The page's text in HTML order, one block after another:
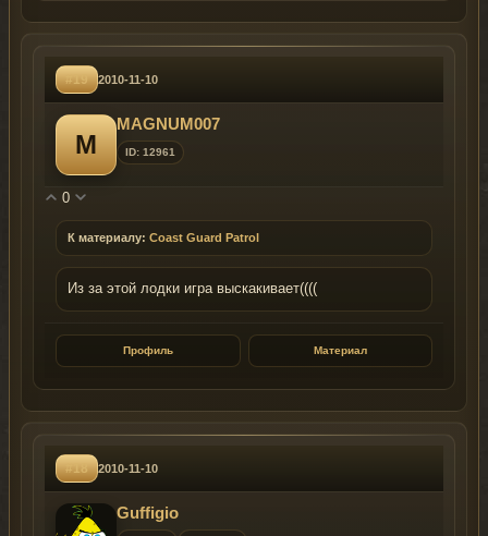
#19 2010-11-10
M
MAGNUM007
ID: 12961
0
К материалу: Coast Guard Patrol
Из за этой лодки игра выскакивает((((
Профиль Материал
#18 2010-11-10
Guffigio